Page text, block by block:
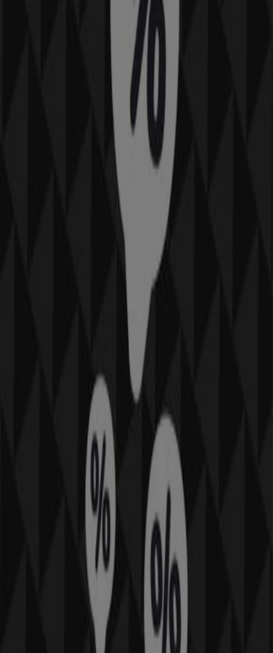
Catalogues Oxbow à Toulouse
Villes avec magasins Oxbow
Oxbow à Portet-sur-Garonne
Oxbow à Cugnaux
Oxbow à Rouffiac-Tolosan
Oxbow à Grenade
Oxbow à Gaillac
Oxbow à Castelsarrasin
Autres entreprises de Sport à
Bienvenue sur Tiendeo ! Ici, vous pouvez trouver non
seulement les meilleures
catalogues
, mais aussi découvrir les magasins les plus
Toulouse . Tout au long du mois de
, vous pourrez explorer les dernières nouveautés de
, l’une des marques les plus reconnues, et
trouver les magasins et leurs détails près de chez vous à
Sur Tiendeo, vous avez accès à des promotions
réductions, ainsi qu’à des informations sur les magasins
physiques de votre ville. Parcourez les catalogues de
, trouvez des magasins à Toulouse
grandes remises pour économiser sur vos achats ce
. De plus, nous vous fournissons des informations
précises sur les emplacements des magasins, les
horaires d’ouverture et tous les détails nécessaires pour
une expérience d’achat complète à
Toulouse